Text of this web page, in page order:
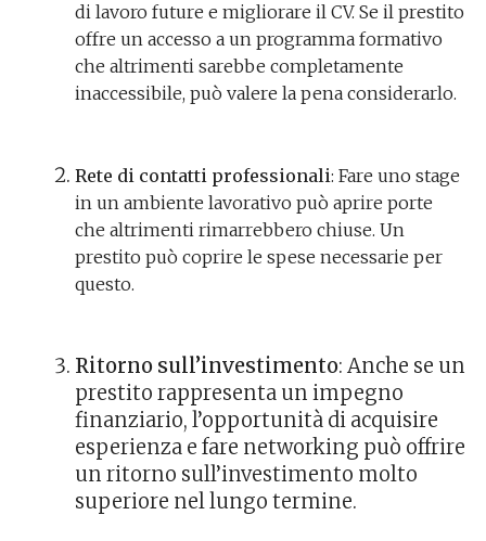
di lavoro future e migliorare il CV. Se il prestito
offre un accesso a un programma formativo
che altrimenti sarebbe completamente
inaccessibile, può valere la pena considerarlo.
Rete di contatti professionali: Fare uno stage
in un ambiente lavorativo può aprire porte
che altrimenti rimarrebbero chiuse. Un
prestito può coprire le spese necessarie per
questo.
Ritorno sull’investimento: Anche se un
prestito rappresenta un impegno
finanziario, l’opportunità di acquisire
esperienza e fare networking può offrire
un ritorno sull’investimento molto
superiore nel lungo termine.